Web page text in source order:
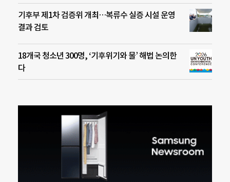
기후부 제1차 검증위 개최…복류수 실증 시설 운영
결과 검토
18개국 청소년 300명, ‘기후위기와 물’ 해법 논의한
다